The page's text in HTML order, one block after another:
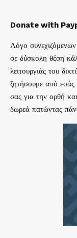
Donate with
Λόγο
σε δύσκολη θέση
λειτουργιάς του
ζητήσουμε από εσάς
σας για την ορθή
δωρεά πατώντας